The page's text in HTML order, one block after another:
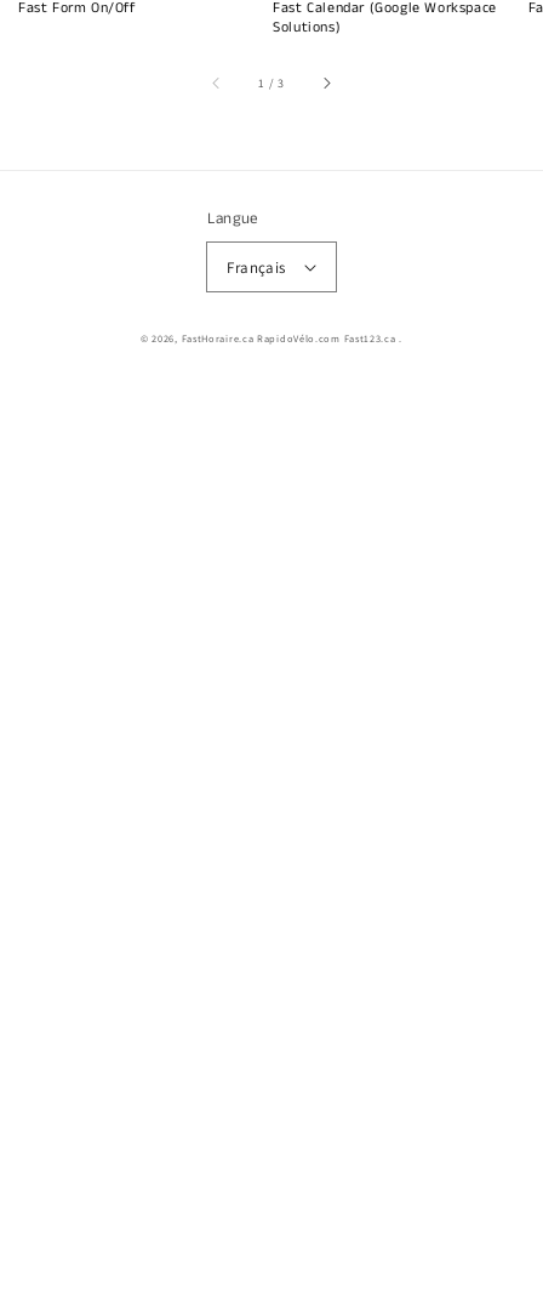
Fast Form On/Off
Fast Calendar (Google Workspace
Solutions)
1 /sur
3
Langue
Français
© 2026, FastHoraire.ca RapidoVélo.com Fast123.ca .